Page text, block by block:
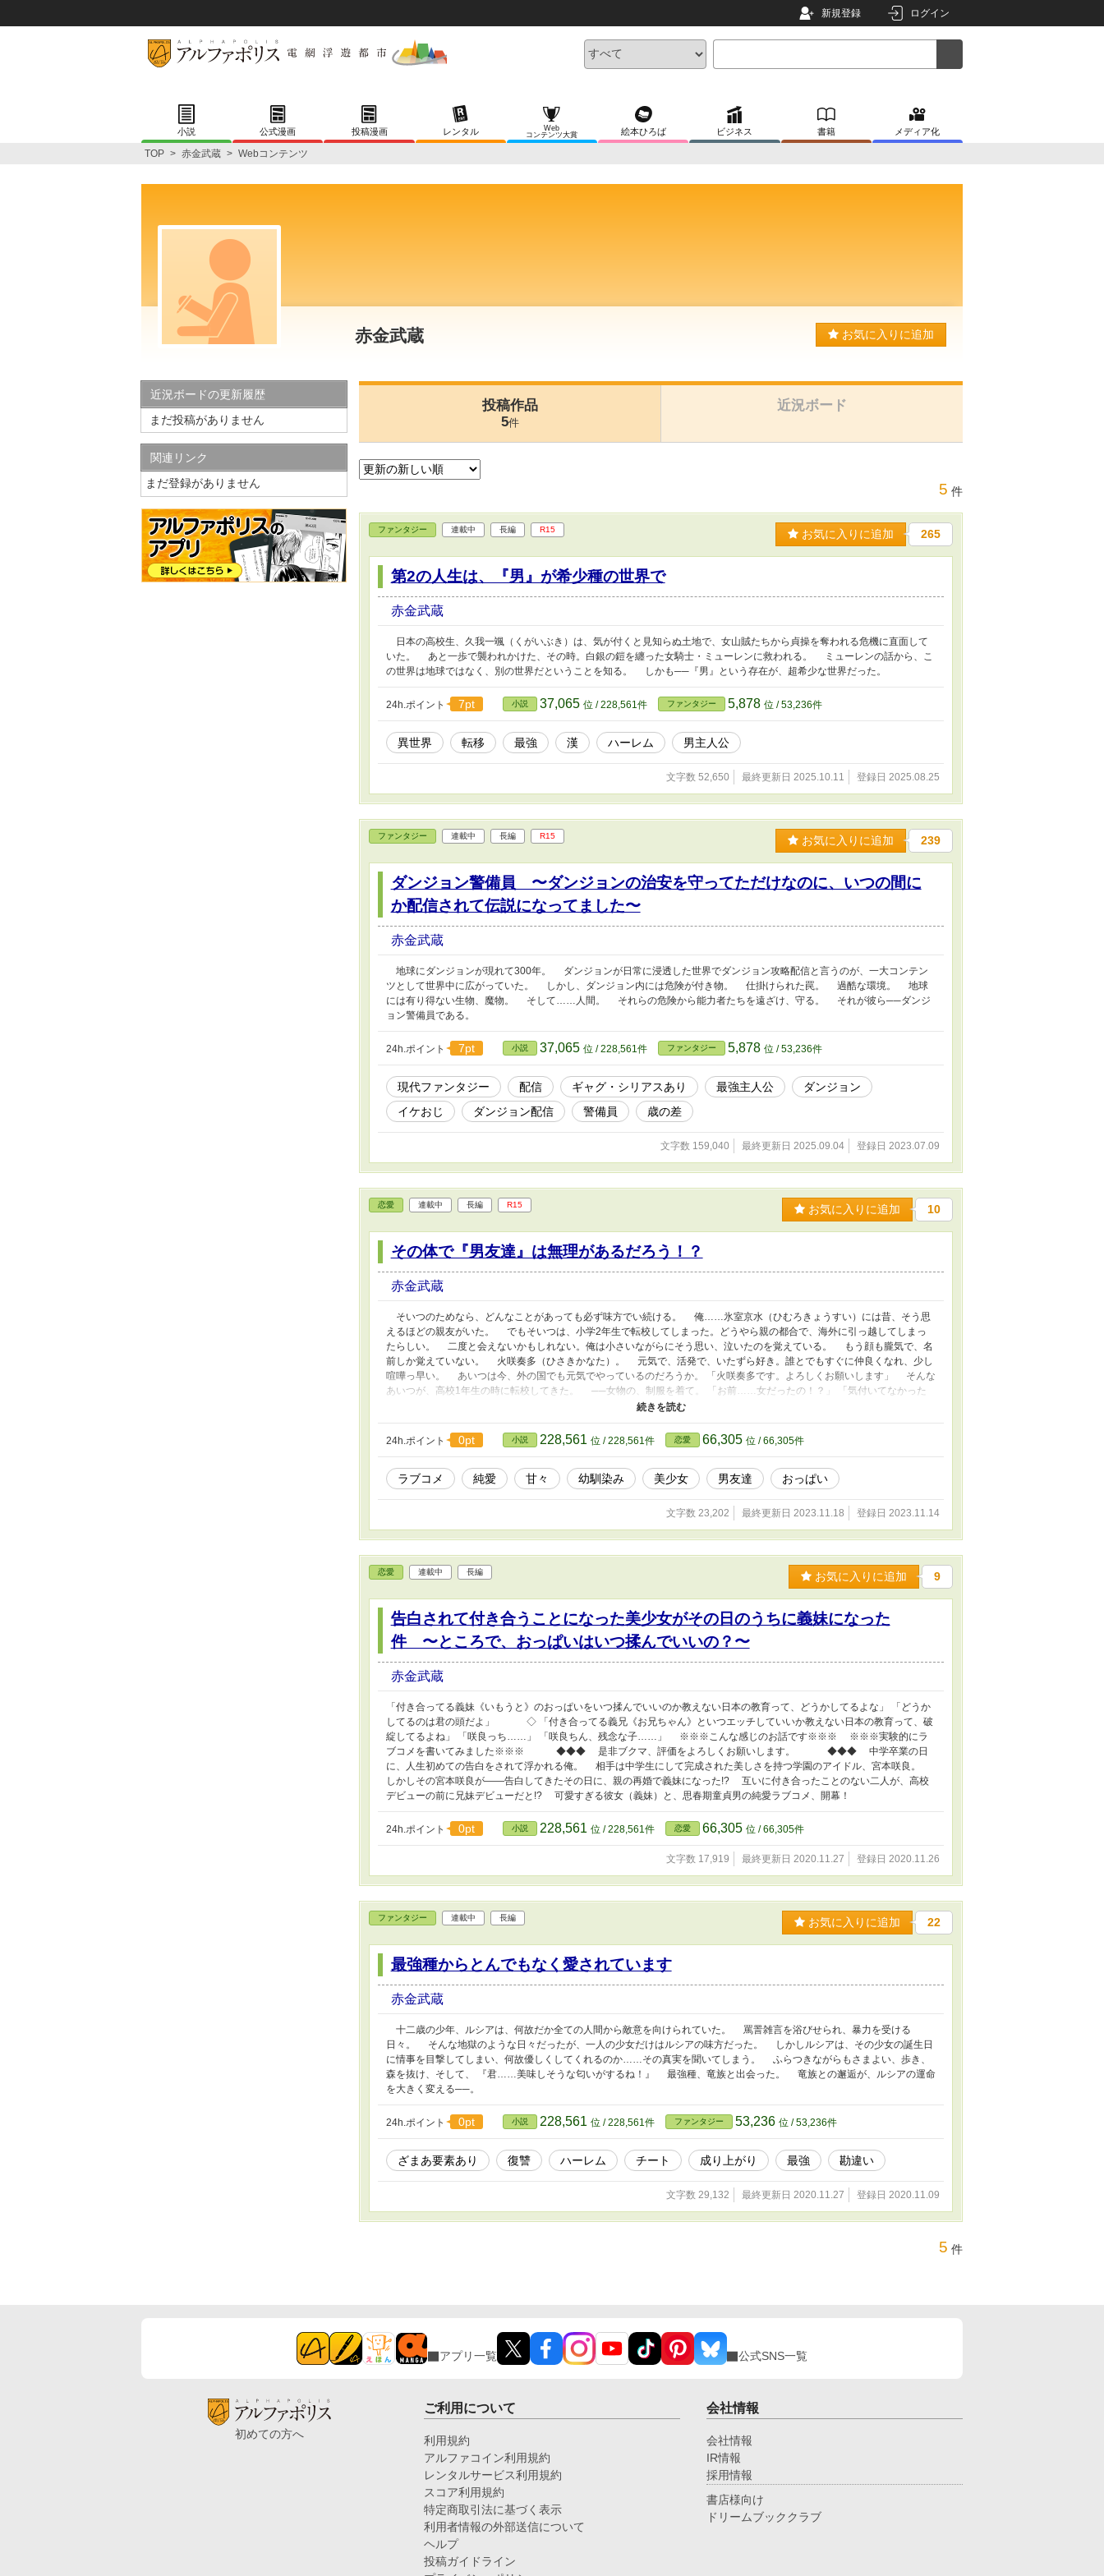
新規登録 ログイン
小説 公式漫画 投稿漫画 レンタル
Web
コンテンツ大賞
絵本ひろば ビジネス 書籍 メディア化
TOP > 赤金武蔵 > Webコンテンツ
赤金武蔵 お気に入りに追加
投稿作品
5件
近況ボード
5 件
ファンタジー 連載中 長編 R15 お気に入りに追加 265
第2の人生は、『男』が希少種の世界で
赤金武蔵
日本の高校生、久我一颯（くがいぶき）は、気が付くと見知らぬ土地で、女山賊たちから貞操を奪われる危機に直面して
いた。 あと一歩で襲われかけた、その時。白銀の鎧を纏った女騎士・ミューレンに救われる。 ミューレンの話から、こ
の世界は地球ではなく、別の世界だということを知る。 しかも──『男』という存在が、超希少な世界だった。
24h.ポイント 7pt 小説 37,065 位 / 228,561件 ファンタジー 5,878 位 / 53,236件
異世界 転移 最強 漢 ハーレム 男主人公
文字数 52,650 最終更新日 2025.10.11 登録日 2025.08.25
ファンタジー 連載中 長編 R15 お気に入りに追加 239
ダンジョン警備員 〜ダンジョンの治安を守ってただけなのに、いつの間に
か配信されて伝説になってました〜
赤金武蔵
地球にダンジョンが現れて300年。 ダンジョンが日常に浸透した世界でダンジョン攻略配信と言うのが、一大コンテン
ツとして世界中に広がっていた。 しかし、ダンジョン内には危険が付き物。 仕掛けられた罠。 過酷な環境。 地球
には有り得ない生物、魔物。 そして……人間。 それらの危険から能力者たちを遠ざけ、守る。 それが彼ら──ダンジ
ョン警備員である。
24h.ポイント 7pt 小説 37,065 位 / 228,561件 ファンタジー 5,878 位 / 53,236件
現代ファンタジー 配信 ギャグ・シリアスあり 最強主人公
ダンジョン
イケおじ
ダンジョン配信 警備員 歳の差
文字数 159,040 最終更新日 2025.09.04 登録日 2023.07.09
恋愛 連載中 長編 R15 お気に入りに追加 10
その体で『男友達』は無理があるだろう！？
赤金武蔵
そいつのためなら、どんなことがあっても必ず味方でい続ける。 俺……氷室京水（ひむろきょうすい）には昔、そう思
えるほどの親友がいた。 でもそいつは、小学2年生で転校してしまった。どうやら親の都合で、海外に引っ越してしまっ
たらしい。 二度と会えないかもしれない。俺は小さいながらにそう思い、泣いたのを覚えている。 もう顔も朧気で、名
前しか覚えていない。 火咲奏多（ひさきかなた）。 元気で、活発で、いたずら好き。誰とでもすぐに仲良くなれ、少し
喧嘩っ早い。 あいつは今、外の国でも元気でやっているのだろうか。 「火咲奏多です。よろしくお願いします」 そんな
あいつが、高校1年生の時に転校してきた。 ──女物の、制服を着て。 「お前……女だったの！？」 「気付いてなかった
の！？」 誰もが羨むほどの美貌を手にした奏多は、昔と同じように絡んでくる。 スキンシップは激しく、スカートでも
ぴょんぴょん跳ねまわり、俺の前でも平気で着替え……男女の距離感ではなく、『男友達』の距離感で接してきた。 こん
なん、好きになっちゃうでしょうが！？！？
24h.ポイント 0pt 小説 228,561 位 / 228,561件 恋愛 66,305 位 / 66,305件
ラブコメ 純愛 甘々 幼馴染み 美少女 男友達 おっぱい
文字数 23,202 最終更新日 2023.11.18 登録日 2023.11.14
恋愛 連載中 長編 お気に入りに追加 9
告白されて付き合うことになった美少女がその日のうちに義妹になった
件 〜ところで、おっぱいはいつ揉んでいいの？〜
赤金武蔵
「付き合ってる義妹《いもうと》のおっぱいをいつ揉んでいいのか教えない日本の教育って、どうかしてるよな」 「どうか
してるのは君の頭だよ」 ◇ 「付き合ってる義兄《お兄ちゃん》といつエッチしていいか教えない日本の教育って、破
綻してるよね」 「咲良っち……」 「咲良ちん、残念な子……」 ※※※こんな感じのお話です※※※ ※※※実験的にラ
ブコメを書いてみました※※※ ◆◆◆ 是非ブクマ、評価をよろしくお願いします。 ◆◆◆ 中学卒業の日
に、人生初めての告白をされて浮かれる俺。 相手は中学生にして完成された美しさを持つ学園のアイドル、宮本咲良。
しかしその宮本咲良が――告白してきたその日に、親の再婚で義妹になった!? 互いに付き合ったことのない二人が、高校
デビューの前に兄妹デビューだと!? 可愛すぎる彼女（義妹）と、思春期童貞男の純愛ラブコメ、開幕！
24h.ポイント 0pt 小説 228,561 位 / 228,561件 恋愛 66,305 位 / 66,305件
文字数 17,919 最終更新日 2020.11.27 登録日 2020.11.26
ファンタジー 連載中 長編 お気に入りに追加 22
最強種からとんでもなく愛されています
赤金武蔵
十二歳の少年、ルシアは、何故だか全ての人間から敵意を向けられていた。 罵詈雑言を浴びせられ、暴力を受ける
日々。 そんな地獄のような日々だったが、一人の少女だけはルシアの味方だった。 しかしルシアは、その少女の誕生日
に情事を目撃してしまい、何故優しくしてくれるのか……その真実を聞いてしまう。 ふらつきながらもさまよい、歩き、
森を抜け、そして、 『君……美味しそうな匂いがするね！』 最強種、竜族と出会った。 竜族との邂逅が、ルシアの運命
を大きく変える──。
24h.ポイント 0pt 小説 228,561 位 / 228,561件 ファンタジー 53,236 位 / 53,236件
ざまあ要素あり 復讐 ハーレム チート 成り上がり 最強 勘違い
文字数 29,132 最終更新日 2020.11.27 登録日 2020.11.09
5 件
近況ボードの更新履歴
まだ投稿がありません
関連リンク
まだ登録がありません
アプリ一覧 公式SNS一覧
初めての方へ
ご利用について
利用規約
アルファコイン利用規約
レンタルサービス利用規約
スコア利用規約
特定商取引法に基づく表示
利用者情報の外部送信について
ヘルプ
投稿ガイドライン
会社情報
会社情報
IR情報
採用情報
書店様向け
ドリームブッククラブ